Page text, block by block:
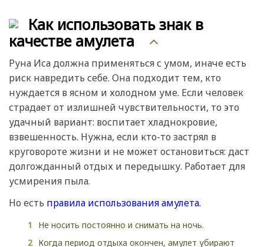
Как использовать знак в
качестве амулета
Руна Иса должна применяться с умом, иначе есть
риск навредить себе. Она подходит тем, кто
нуждается в ясном и холодном уме. Если человек
страдает от излишней чувствительности, то это
удачный вариант: воспитает хладнокровие,
взвешенность. Нужна, если кто-то застрял в
круговороте жизни и не может остановиться: даст
долгожданный отдых и передышку. Работает для
усмирения пыла.
Но есть правила использования амулета.
Не носить постоянно и снимать на ночь.
Когда период отдыха окончен, амулет убирают